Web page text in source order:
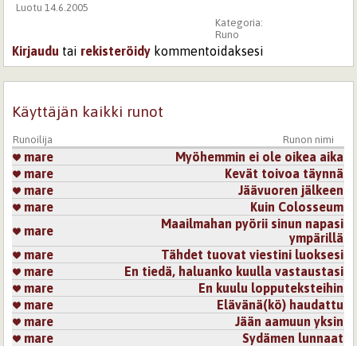
Luotu 14.6.2005
Kategoria:
Runo
Kirjaudu tai rekisteröidy kommentoidaksesi
Käyttäjän kaikki runot
Runoilija Runon nimi
mare
Myöhemmin ei ole oikea aika
mare
Kevät toivoa täynnä
mare
Jäävuoren jälkeen
mare
Kuin Colosseum
mare
Maailmahan pyörii sinun napasi
ympärillä
mare
Tähdet tuovat viestini luoksesi
mare
En tiedä, haluanko kuulla vastaustasi
mare
En kuulu lopputeksteihin
mare
Elävänä(kö) haudattu
mare
Jään aamuun yksin
mare
Sydämen lunnaat